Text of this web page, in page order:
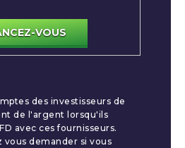
VOUS
des investisseurs de
de l'argent lorsqu'ils
avec ces fournisseurs.
vous demander si vous